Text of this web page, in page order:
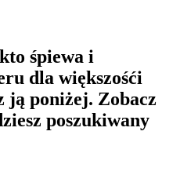
śpiewa i
dla większośći
ją poniżej. Zobacz
poszukiwany